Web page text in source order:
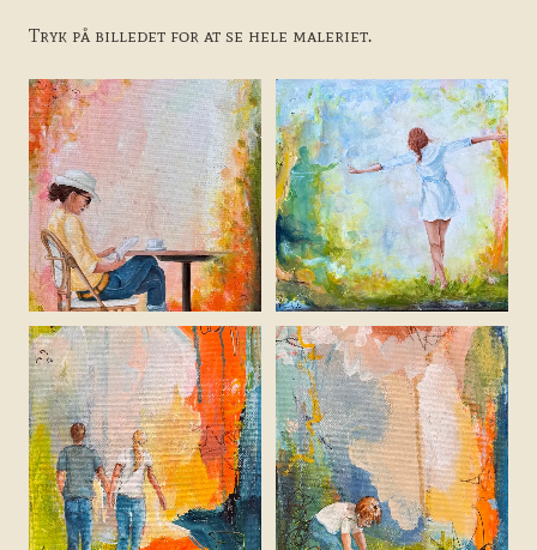
Tryk på billedet for at se hele maleriet.